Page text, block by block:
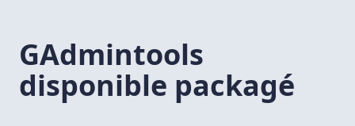
GAdmintools
disponible packagé